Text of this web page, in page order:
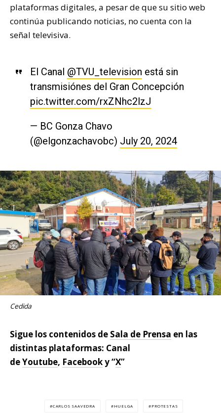
plataformas digitales, a pesar de que su sitio web
continúa publicando noticias, no cuenta con la
señal televisiva.
El Canal @TVU_television está sin
transmisiónes del Gran Concepción
pic.twitter.com/rxZNhc2lzJ
— BC Gonza Chavo
(@elgonzachavobc) July 20, 2024
Cedida
Sigue los contenidos de Sala de Prensa en las
distintas plataformas: Canal
deYoutube, Facebooky “X”
CARLOS SAAVEDRA HUELGA PROTESTAS